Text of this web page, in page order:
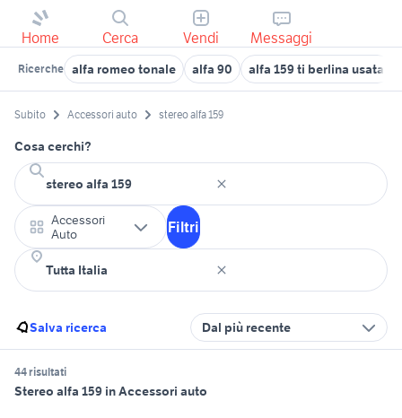
Home Cerca Vendi Messaggi
Ricerche alfa romeo tonale alfa 90 alfa 159 ti berlina usata
Subito Accessori auto stereo alfa 159
Cosa cerchi?
Accessori
Auto
Filtri
Salva ricerca Dal più recente
44 risultati
Stereo alfa 159 in Accessori auto